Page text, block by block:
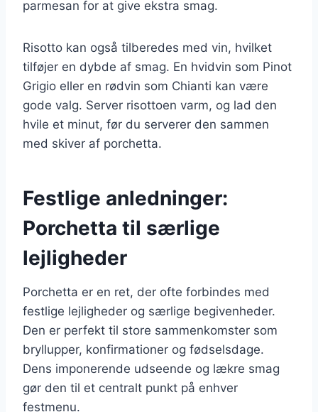
parmesan for at give ekstra smag.
Risotto kan også tilberedes med vin, hvilket
tilføjer en dybde af smag. En hvidvin som Pinot
Grigio eller en rødvin som Chianti kan være
gode valg. Server risottoen varm, og lad den
hvile et minut, før du serverer den sammen
med skiver af porchetta.
Festlige anledninger:
Porchetta til særlige
lejligheder
Porchetta er en ret, der ofte forbindes med
festlige lejligheder og særlige begivenheder.
Den er perfekt til store sammenkomster som
bryllupper, konfirmationer og fødselsdage.
Dens imponerende udseende og lækre smag
gør den til et centralt punkt på enhver
festmenu.